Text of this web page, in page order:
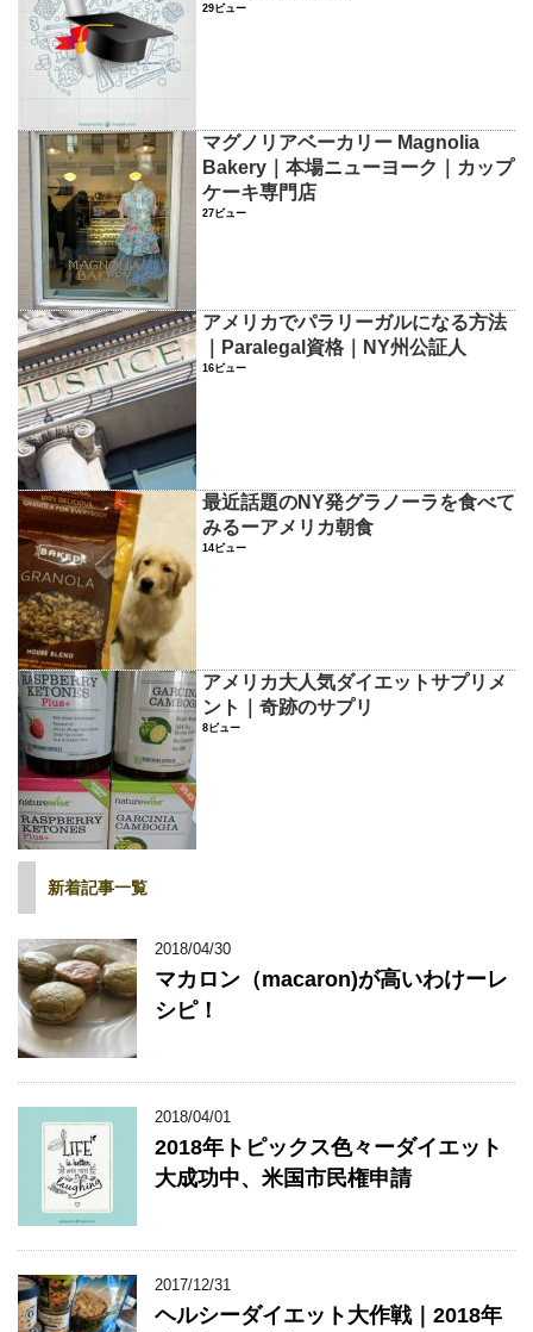
29ビュー
マグノリアベーカリー Magnolia
Bakery｜本場ニューヨーク｜カップ
ケーキ専門店
27ビュー
アメリカでパラリーガルになる方法
｜Paralegal資格｜NY州公証人
16ビュー
最近話題のNY発グラノーラを食べて
みるーアメリカ朝食
14ビュー
アメリカ大人気ダイエットサプリメ
ント｜奇跡のサプリ
8ビュー
新着記事一覧
2018/04/30
マカロン（macaron)が高いわけーレ
シピ！
2018/04/01
2018年トピックス色々ーダイエット
大成功中、米国市民権申請
2017/12/31
ヘルシーダイエット大作戦｜2018年